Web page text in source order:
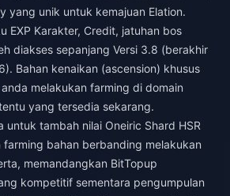
yang unik untuk kemajuan Elation.
EXP Karakter, Credit, jatuhan bos
diakses sepanjang Versi 3.8 (berakhir
Bahan kenaikan (ascension) khusus
melakukan farming di domain
yang tersedia sekarang.
untuk tambah nilai Oneiric Shard HSR
farming bahan berbanding melakukan
memandangkan BitTopup
kompetitif sementara pengumpulan